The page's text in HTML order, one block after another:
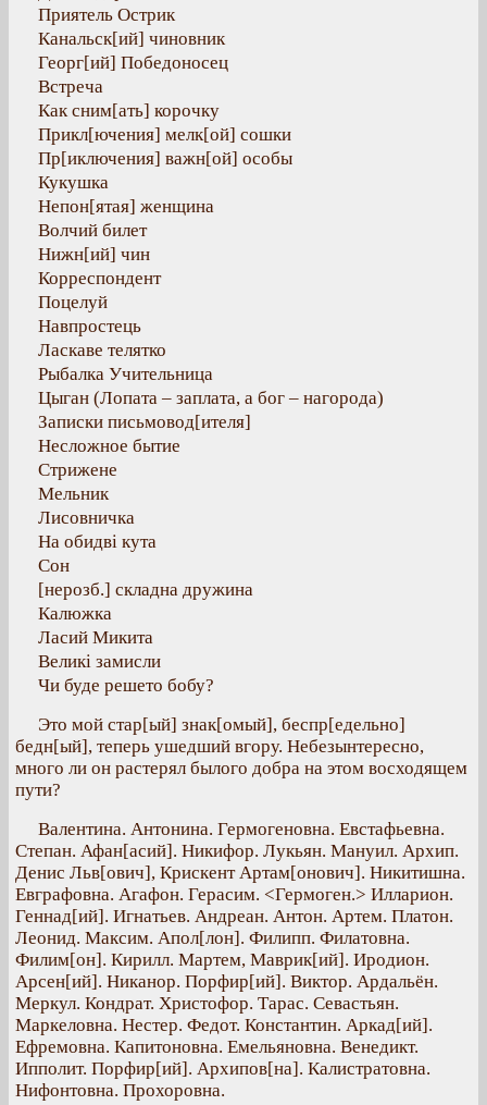
Приятель Острик
Канальск[ий] чиновник
Георг[ий] Победоносец
Встреча
Как сним[ать] корочку
Прикл[ючения] мелк[ой] сошки
Пр[иключения] важн[ой] особы
Кукушка
Непон[ятая] женщина
Волчий билет
Нижн[ий] чин
Корреспондент
Поцелуй
Навпростець
Ласкаве телятко
Рыбалка Учительница
Цыган (Лопата – заплата, а бог – нагорода)
Записки письмовод[ителя]
Несложное бытие
Стрижене
Мельник
Лисовничка
На обидві кута
Сон
[нерозб.] складна дружина
Калюжка
Ласий Микита
Великі замисли
Чи буде решето бобу?
Это мой стар[ый] знак[омый], беспр[едельно]
бедн[ый], теперь ушедший вгору. Небезынтересно,
много ли он растерял былого добра на этом восходящем
пути?
Валентина. Антонина. Гермогеновна. Евстафьевна.
Степан. Афан[асий]. Никифор. Лукьян. Мануил. Архип.
Денис Льв[ович], Крискент Артам[онович]. Никитишна.
Евграфовна. Агафон. Герасим. <Гермоген.> Илларион.
Геннад[ий]. Игнатьев. Андреан. Антон. Артем. Платон.
Леонид. Максим. Апол[лон]. Филипп. Филатовна.
Филим[он]. Кирилл. Мартем, Маврик[ий]. Иродион.
Арсен[ий]. Никанор. Порфир[ий]. Виктор. Ардальён.
Меркул. Кондрат. Христофор. Тарас. Севастьян.
Маркеловна. Нестер. Федот. Константин. Аркад[ий].
Ефремовна. Капитоновна. Емельяновна. Венедикт.
Ипполит. Порфир[ий]. Архипов[на]. Калистратовна.
Нифонтовна. Прохоровна.